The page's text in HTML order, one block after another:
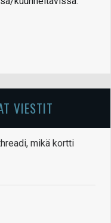
VIESTIT
mikä kortti